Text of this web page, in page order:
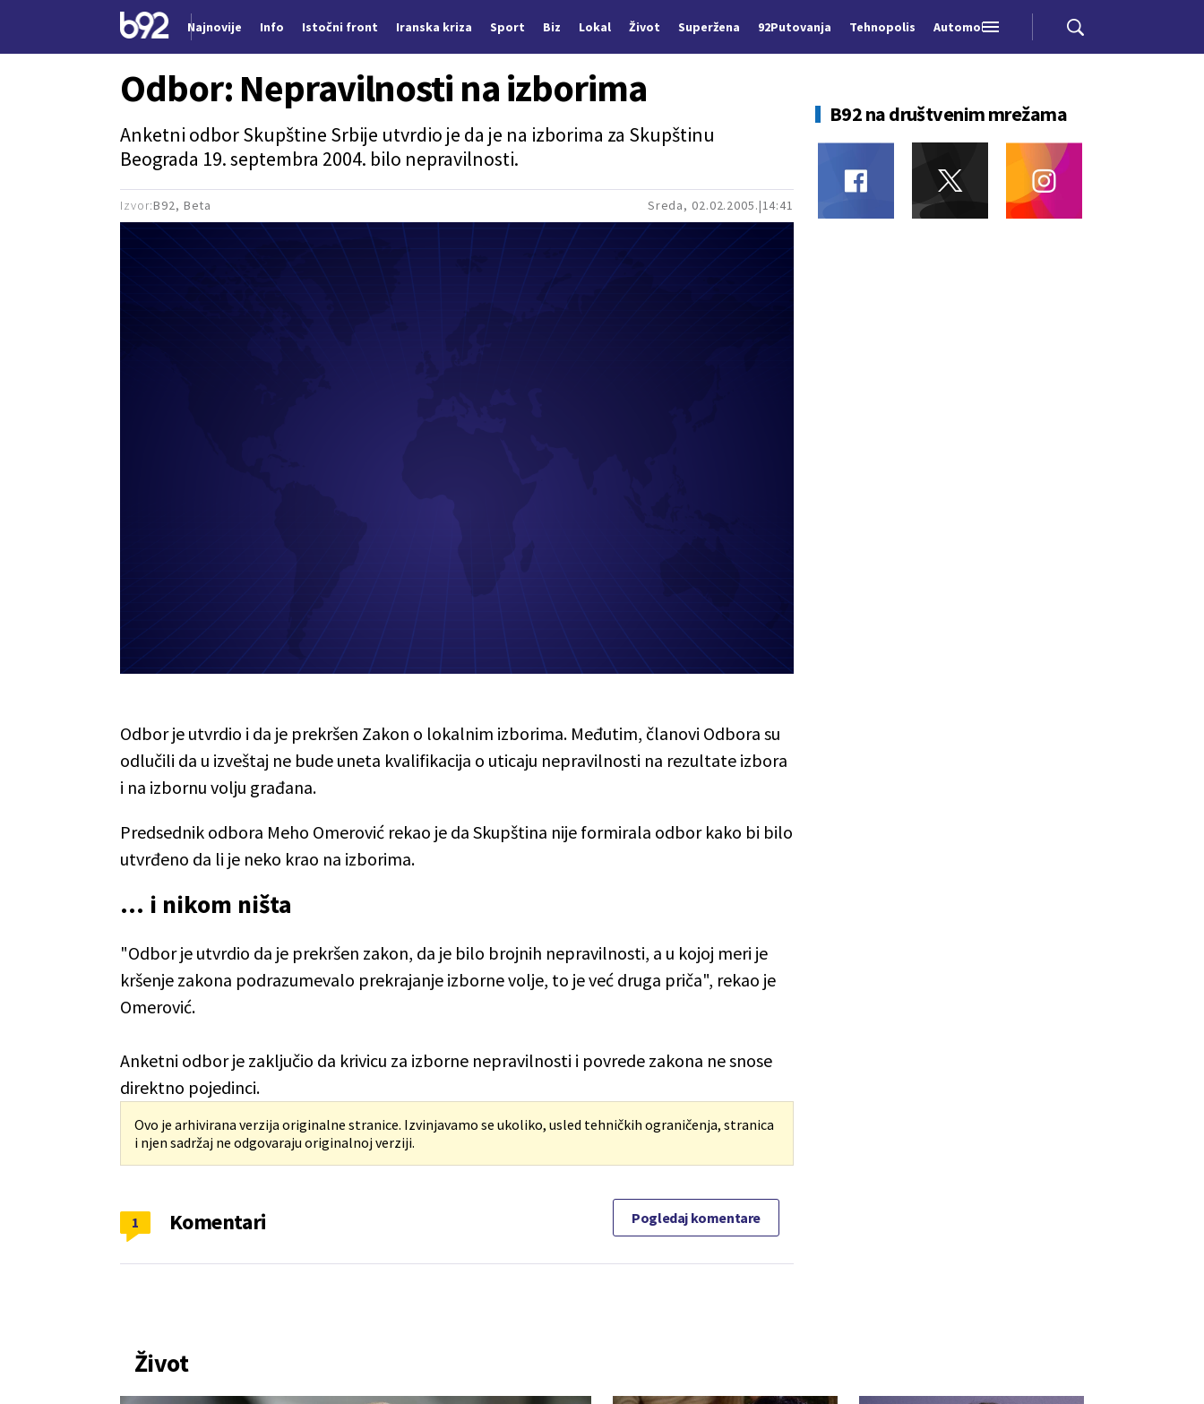
Najnovije Info Istočni front Iranska kriza Sport Biz Lokal Život Superžena 92Putovanja Tehnopolis Automobili
Sreda, 02.02.2005. 14:41
Odbor: Nepravilnosti na izborima
Anketni odbor Skupštine Srbije utvrdio je da je na izborima za Skupštinu
Beograda 19. septembra 2004. bilo nepravilnosti.
Izvor:B92, Beta
Odbor je utvrdio i da je prekršen Zakon o lokalnim izborima. Međutim, članovi Odbora su
odlučili da u izveštaj ne bude uneta kvalifikacija o uticaju nepravilnosti na rezultate izbora
i na izbornu volju građana.
Predsednik odbora Meho Omerović rekao je da Skupština nije formirala odbor kako bi bilo
utvrđeno da li je neko krao na izborima.
... i nikom ništa
"Odbor je utvrdio da je prekršen zakon, da je bilo brojnih nepravilnosti, a u kojoj meri je
kršenje zakona podrazumevalo prekrajanje izborne volje, to je već druga priča", rekao je
Omerović.
Anketni odbor je zaključio da krivicu za izborne nepravilnosti i povrede zakona ne snose
direktno pojedinci.
Ovo je arhivirana verzija originalne stranice. Izvinjavamo se ukoliko, usled tehničkih ograničenja, stranica
i njen sadržaj ne odgovaraju originalnoj verziji.
Komentari
1 Pogledaj komentare
B92 na društvenim mrežama
Život